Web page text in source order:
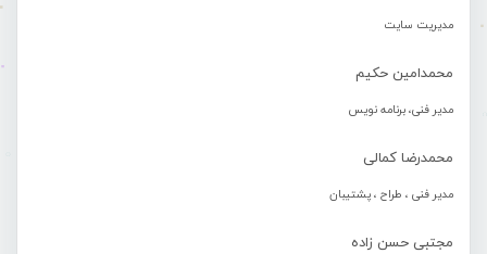
مدیریت سایت
محمدامین حکیم
مدیر فنی، برنامه نویس
محمدرضا کمالی
مدیر فنی ، طراح ، پشتیبان
مجتبی حسن زاده